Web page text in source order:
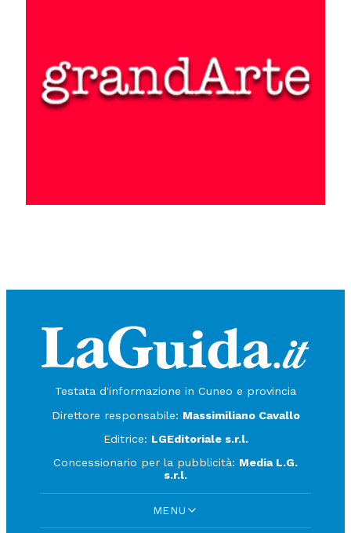
Testata d'informazione in Cuneo e provincia
Direttore responsabile: Massimiliano Cavallo
Editrice: LGEditoriale s.r.l.
Concessionario per la pubblicità: Media L.G.
s.r.l.
MENU